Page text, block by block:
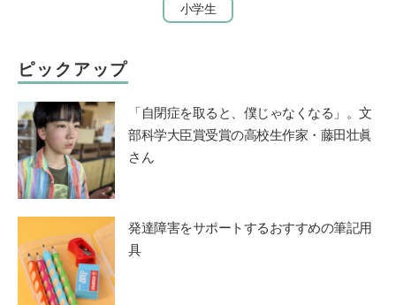
小学生
ピックアップ
「自閉症を取ると、僕じゃなくなる」。文
部科学大臣賞受賞の高校生作家・藤田壮眞
さん
発達障害をサポートするおすすめの筆記用
具